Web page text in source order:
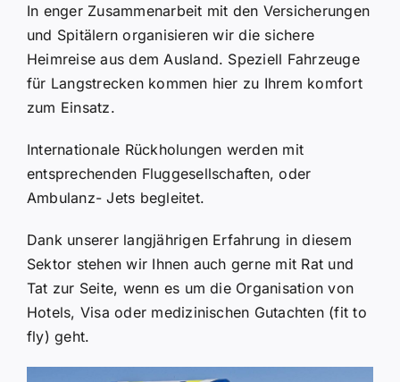
In enger Zusammenarbeit mit den Versicherungen
und Spitälern organisieren wir die sichere
Heimreise aus dem Ausland. Speziell Fahrzeuge
für Langstrecken kommen hier zu Ihrem komfort
zum Einsatz.
Internationale Rückholungen werden mit
entsprechenden Fluggesellschaften, oder
Ambulanz- Jets begleitet.
Dank unserer langjährigen Erfahrung in diesem
Sektor stehen wir Ihnen auch gerne mit Rat und
Tat zur Seite, wenn es um die Organisation von
Hotels, Visa oder medizinischen Gutachten (fit to
fly) geht.